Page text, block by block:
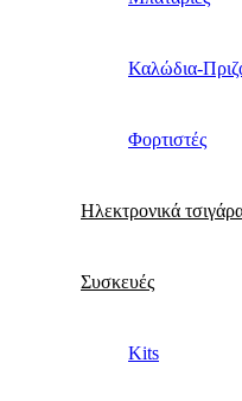
Καλώδια-
Φορτιστές
Ηλεκτρονικά
Συσκευές
Kits